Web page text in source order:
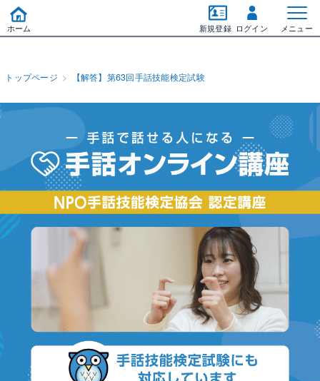
トップページ 【解答】第63回手話技能検定試験
ホーム 新規登録 ログイン メニュー